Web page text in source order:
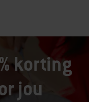
korting
jou